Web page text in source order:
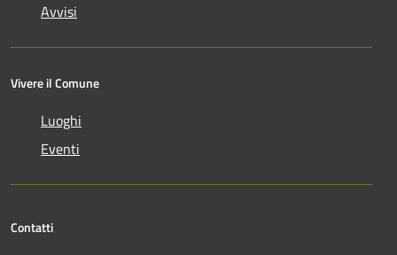
Avvisi
Vivere il Comune
Luoghi
Eventi
Contatti